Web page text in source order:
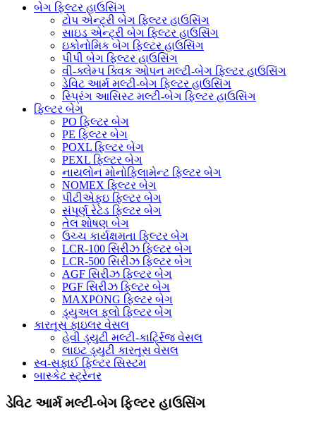
બેગ ફિલ્ટર હાઉસિંગ
ટોપ એન્ટ્રી બેગ ફિલ્ટર હાઉસિંગ
સાઇડ એન્ટ્રી બેગ ફિલ્ટર હાઉસિંગ
ઇકોનોમિક બેગ ફિલ્ટર હાઉસિંગ
પીપી બેગ ફિલ્ટર હાઉસિંગ
વી-ક્લેમ્પ ક્વિક ઓપન મલ્ટી-બેગ ફિલ્ટર હાઉસિંગ
ડેવિટ આર્મ મલ્ટી-બેગ ફિલ્ટર હાઉસિંગ
સ્પ્રિંગ આસિસ્ટ મલ્ટી-બેગ ફિલ્ટર હાઉસિંગ
ફિલ્ટર બેગ
PO ફિલ્ટર બેગ
PE ફિલ્ટર બેગ
POXL ફિલ્ટર બેગ
PEXL ફિલ્ટર બેગ
નાયલોન મોનોફિલામેન્ટ ફિલ્ટર બેગ
NOMEX ફિલ્ટર બેગ
પીટીએફઇ ફિલ્ટર બેગ
સંપૂર્ણ રેટેડ ફિલ્ટર બેગ
તેલ શોષણ બેગ
ઉચ્ચ કાર્યક્ષમતા ફિલ્ટર બેગ
LCR-100 સિરીઝ ફિલ્ટર બેગ
LCR-500 સિરીઝ ફિલ્ટર બેગ
AGF સિરીઝ ફિલ્ટર બેગ
PGF સિરીઝ ફિલ્ટર બેગ
MAXPONG ફિલ્ટર બેગ
ડ્યુઅલ ફ્લો ફિલ્ટર બેગ
કારતૂસ ફાઇલર વેસલ
હેવી ડ્યુટી મલ્ટી-કાર્ટ્રિજ વેસલ
લાઇટ ડ્યુટી કારતૂસ વેસલ
સ્વ-સફાઈ ફિલ્ટર સિસ્ટમ
બાસ્કેટ સ્ટ્રેનર
ડેવિટ આર્મ મલ્ટી-બેગ ફિલ્ટર હાઉસિંગ